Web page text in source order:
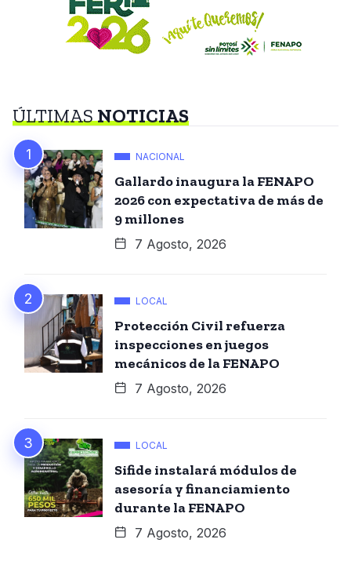
ÚLTIMASNOTICIAS
NACIONAL
Gallardo inaugura la FENAPO
2026 con expectativa de más de
9 millones
7 Agosto, 2026
LOCAL
Protección Civil refuerza
inspecciones en juegos
mecánicos de la FENAPO
7 Agosto, 2026
LOCAL
Sifide instalará módulos de
asesoría y financiamiento
durante la FENAPO
7 Agosto, 2026